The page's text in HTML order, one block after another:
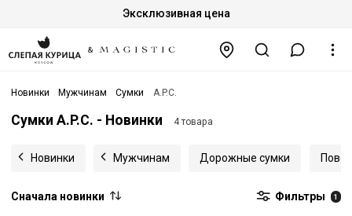
Эксклюзивная цена
Новинки Мужчинам Сумки A.P.C.
Сумки A.P.C. - Новинки 4 товара
Новинки Мужчинам Дорожные сумки
Сначала новинки Фильтры 1